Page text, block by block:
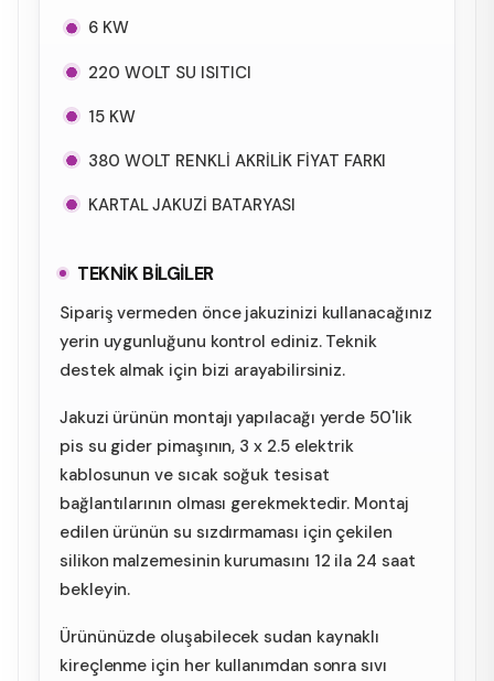
6 KW
220 WOLT SU ISITICI
15 KW
380 WOLT RENKLİ AKRİLİK FİYAT FARKI
KARTAL JAKUZİ BATARYASI
TEKNİK BİLGİLER
Sipariş vermeden önce jakuzinizi kullanacağınız
yerin uygunluğunu kontrol ediniz. Teknik
destek almak için bizi arayabilirsiniz.
Jakuzi ürünün montajı yapılacağı yerde 50'lik
pis su gider pimaşının, 3 x 2.5 elektrik
kablosunun ve sıcak soğuk tesisat
bağlantılarının olması gerekmektedir. Montaj
edilen ürünün su sızdırmaması için çekilen
silikon malzemesinin kurumasını 12 ila 24 saat
bekleyin.
Ürününüzde oluşabilecek sudan kaynaklı
kireçlenme için her kullanımdan sonra sıvı